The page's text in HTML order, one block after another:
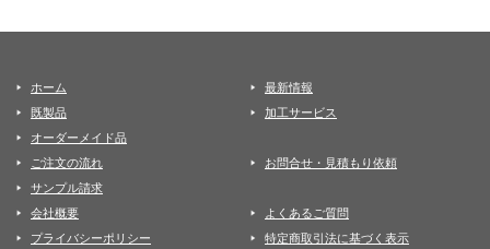
ホーム
最新情報
既製品
加工サービス
オーダーメイド品
ご注文の流れ
お問合せ・見積もり依頼
サンプル請求
会社概要
よくあるご質問
プライバシーポリシー
特定商取引法に基づく表示